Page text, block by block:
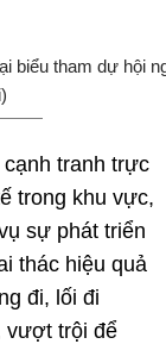
biểu tham dự hội
tranh trực
trong khu vực,
sự phát triển
thác hiệu quả
đi, lối đi
vượt trội để